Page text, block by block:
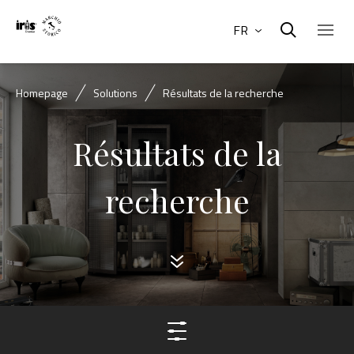
FR
Homepage Solutions Résultats de la recherche
Résultats de la
recherche